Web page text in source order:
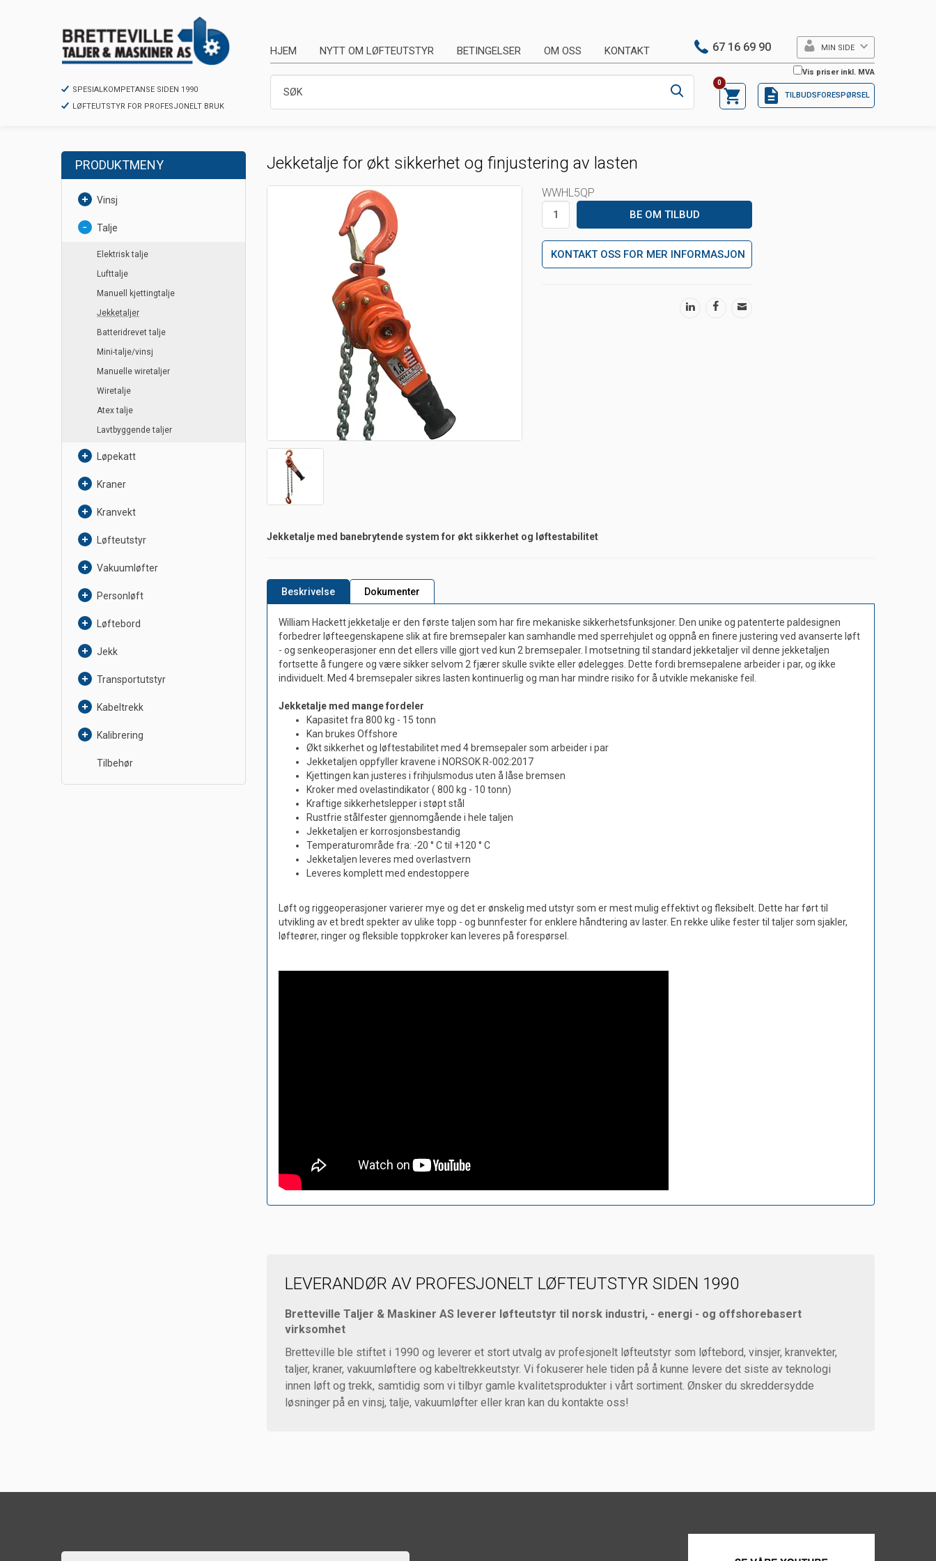
SPESIALKOMPETANSE SIDEN 1990
LØFTEUTSTYR FOR PROFESJONELT BRUK
HJEM NYTT OM LØFTEUTSTYR BETINGELSER OM OSS KONTAKT 67 16 69 90 MIN SIDE
Vis priser inkl. MVA
0
TILBUDSFORESPØRSEL
PRODUKTMENY
Vinsj
Talje
Elektrisk talje
Lufttalje
Manuell kjettingtalje
Jekketaljer
Batteridrevet talje
Mini-talje/vinsj
Manuelle wiretaljer
Wiretalje
Atex talje
Lavtbyggende taljer
Løpekatt
Kraner
Kranvekt
Løfteutstyr
Vakuumløfter
Personløft
Løftebord
Jekk
Transportutstyr
Kabeltrekk
Kalibrering
Tilbehør
Jekketalje for økt sikkerhet og finjustering av lasten
WWHL5QP
Jekketalje med banebrytende system for økt sikkerhet og løftestabilitet
Beskrivelse Dokumenter
William Hackett jekketalje er den første taljen som har fire mekaniske sikkerhetsfunksjoner. Den unike og patenterte paldesignen
forbedrer løfteegenskapene slik at fire bremsepaler kan samhandle med sperrehjulet og oppnå en finere justering ved avanserte løft
- og senkeoperasjoner enn det ellers ville gjort ved kun 2 bremsepaler. I motsetning til standard jekketaljer vil denne jekketaljen
fortsette å fungere og være sikker selvom 2 fjærer skulle svikte eller ødelegges. Dette fordi bremsepalene arbeider i par, og ikke
individuelt. Med 4 bremsepaler sikres lasten kontinuerlig og man har mindre risiko for å utvikle mekaniske feil.
Jekketalje med mange fordeler
Kapasitet fra 800 kg - 15 tonn
Kan brukes Offshore
Økt sikkerhet og løftestabilitet med 4 bremsepaler som arbeider i par
Jekketaljen oppfyller kravene i NORSOK R-002:2017
Kjettingen kan justeres i frihjulsmodus uten å låse bremsen
Kroker med ovelastindikator ( 800 kg - 10 tonn)
Kraftige sikkerhetslepper i støpt stål
Rustfrie stålfester gjennomgående i hele taljen
Jekketaljen er korrosjonsbestandig
Temperaturområde fra: -20 ° C til +120 ° C
Jekketaljen leveres med overlastvern
Leveres komplett med endestoppere
Løft og riggeoperasjoner varierer mye og det er ønskelig med utstyr som er mest mulig effektivt og fleksibelt. Dette har ført til
utvikling av et bredt spekter av ulike topp - og bunnfester for enklere håndtering av laster. En rekke ulike fester til taljer som sjakler,
løfteører, ringer og fleksible toppkroker kan leveres på forespørsel.
LEVERANDØR AV PROFESJONELT LØFTEUTSTYR SIDEN 1990
Bretteville Taljer & Maskiner AS leverer løfteutstyr til norsk industri, - energi - og offshorebasert
virksomhet
Bretteville ble stiftet i 1990 og leverer et stort utvalg av profesjonelt løfteutstyr som løftebord, vinsjer, kranvekter,
taljer, kraner, vakuumløftere og kabeltrekkeutstyr. Vi fokuserer hele tiden på å kunne levere det siste av teknologi
innen løft og trekk, samtidig som vi tilbyr gamle kvalitetsprodukter i vårt sortiment. Ønsker du skreddersydde
løsninger på en vinsj, talje, vakuumløfter eller kran kan du kontakte oss!